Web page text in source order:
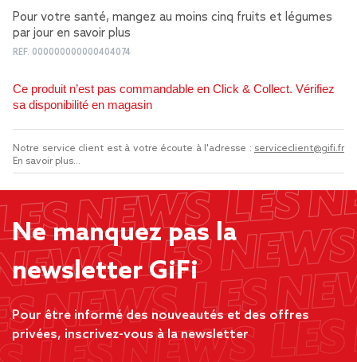
Pour votre santé, mangez au moins cinq fruits et légumes
par jour en savoir plus
REF. 000000000000404074
Ce produit n’est pas commandable en Click & Collect. Vérifiez
sa disponibilité en magasin
Notre service client est à votre écoute à l'adresse : serviceclient@gifi.fr
En savoir plus...
Ne manquez pas la
newsletter GiFi
Pour être informé des nouveautés et des offres
privées, inscrivez-vous à la newsletter